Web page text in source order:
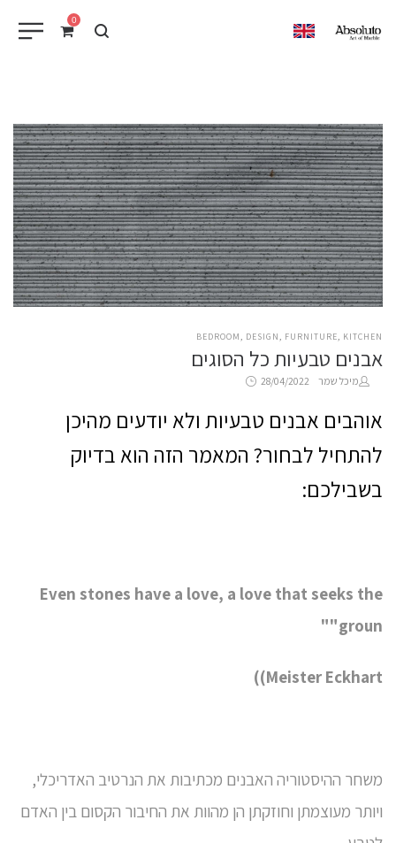
0
EN
POSTED
BEDROOM DESIGN FURNITURE KITCHEN
אבנים טבעיות כל הסוגים
by
מיכל שמר
Posted 28/04/2022
אוהבים אבנים טבעיות ולא יודעים מהיכן
להתחיל לבחור? המאמר הזה הוא בדיוק
בשבילכם:
Even stones have a love, a love that seeks the
groun"
"
Meister Eckhart)
)
משחר ההיסטוריה האבנים מכתיבות את הנרטיב האדריכלי,
ויותר מעוצמתן וחוזקתן הן מהוות את החיבור הקסום בין האדם